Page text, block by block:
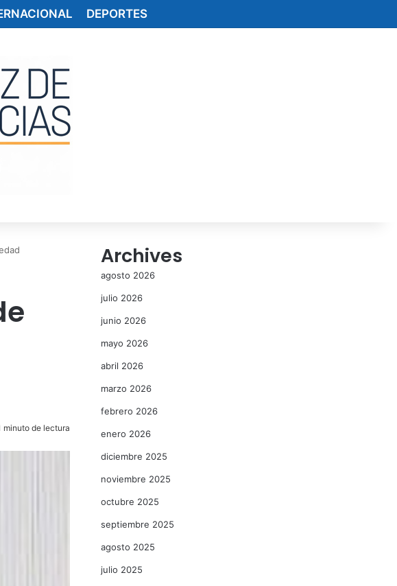
DEPORTES
minuto de lectura
Archives
agosto 2026
julio 2026
junio 2026
mayo 2026
abril 2026
marzo 2026
febrero 2026
enero 2026
diciembre 2025
noviembre 2025
octubre 2025
septiembre 2025
agosto 2025
julio 2025